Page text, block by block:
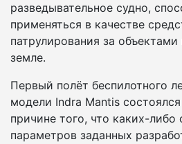
разведывательное судно,
применяться в качестве
патрулирования за
земле.
Первый полёт беспилотного
модели Indra Mantis
причине того, что каких-либо
параметров заданных